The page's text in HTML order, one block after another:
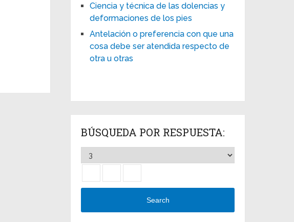
Ciencia y técnica de las dolencias y
deformaciones de los pies
Antelación o preferencia con que una
cosa debe ser atendida respecto de
otra u otras
BÚSQUEDA POR RESPUESTA:
Search